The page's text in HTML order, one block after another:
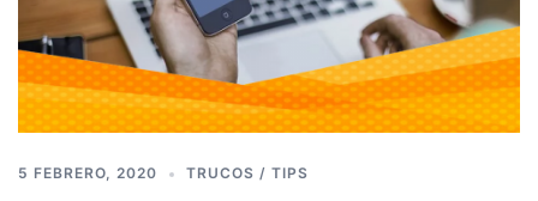
5 FEBRERO, 2020 TRUCOS / TIPS